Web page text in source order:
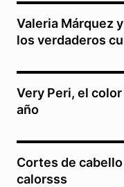
Valeria Márquez
los verdaderos
Very Peri, el
año
Cortes de
calorsss